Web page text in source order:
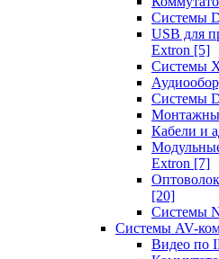
Системы
USB для
Extron [5]
Системы
Системы
Кабели и
Extron [7]
[20]
Системы
Системы AV-
Видео по